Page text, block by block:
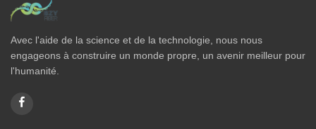
Avec l'aide de la science et de la technologie, nous nous
engageons à construire un monde propre, un avenir meilleur pour
l'humanité.